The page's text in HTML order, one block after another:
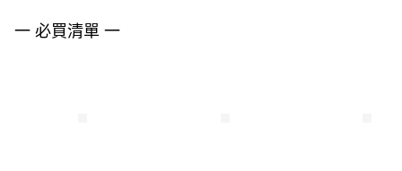
４．使用「AFTEE先享後付」時，將依據個別帳號之用戶狀況，依本公司即
一 必買清單 一